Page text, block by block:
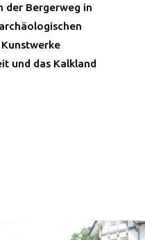
der Bergerweg in
und das Kalkland